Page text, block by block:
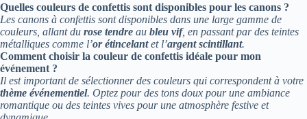
Quelles couleurs de confettis sont disponibles pour les canons ?
Les canons à confettis sont disponibles dans une large gamme de
couleurs, allant du rose tendre au bleu vif, en passant par des teintes
métalliques comme l’or étincelantet l’argent scintillant.
Comment choisir la couleur de confettis idéale pour mon
événement ?
Il est important de sélectionner des couleurs qui correspondent à votre
thème événementiel. Optez pour des tons doux pour une ambiance
romantique ou des teintes vives pour une atmosphère festive et